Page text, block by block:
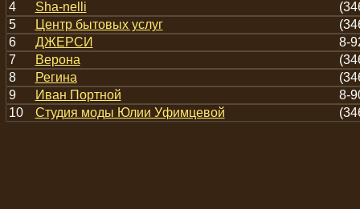
4
Sha-nelli
5
Центр бытовых услуг
6
ДЖЕРСИ
8-
7
Верона
8
Регина
9
Иван Портной
8-
10
Студия моды Юлии Уфимцевой